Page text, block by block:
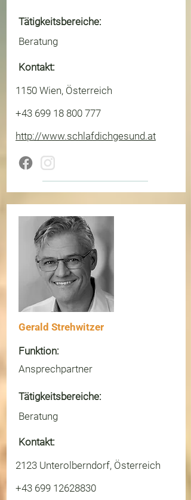
Tätigkeitsbereiche:
Beratung
Kontakt:
1150 Wien, Österreich
+43 699 18 800 777
http://www.schlafdichgesund.at
Gerald Strehwitzer
Funktion:
Ansprechpartner
Tätigkeitsbereiche:
Beratung
Kontakt:
2123 Unterolberndorf, Österreich
+43 699 12628830